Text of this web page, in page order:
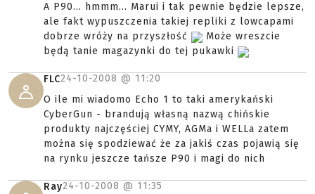
A P90... hmmm... Marui i tak pewnie będzie lepsze,
ale fakt wypuszczenia takiej repliki z lowcapami
dobrze wróży na przyszłość
Może wreszcie
będą tanie magazynki do tej pukawki
FLC24-10-2008 @ 11:20
O ile mi wiadomo Echo 1 to taki amerykański
CyberGun - brandują własną nazwą chińskie
produkty najczęściej CYMY, AGMa i WELLa zatem
można się spodziewać że za jakiś czas pojawią się
na rynku jeszcze tańsze P90 i magi do nich
Ray24-10-2008 @ 11:35